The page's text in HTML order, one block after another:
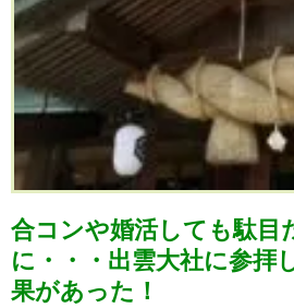
合コンや婚活しても駄目
に・・・出雲大社に参拝
果があった！